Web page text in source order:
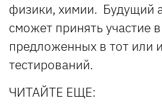
физики, химии. Будущий
сможет принять участие
предложенных в тот или
тестирований.
ЧИТАЙТЕ ЕЩЕ: